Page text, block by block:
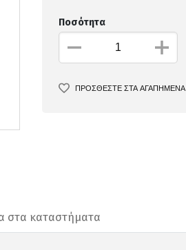
Ποσότητα
ΠΡΟΣΘΕΣΤΕ ΣΤΑ ΑΓΑΠΗΜΕΝΑ
στα καταστήματα